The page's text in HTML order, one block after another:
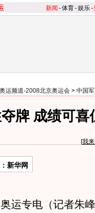
新闻 -体育-娱乐-
奥运频道-2008北京奥运会 > 中国
牌 成绩可喜
[我
新华网
运专电（记者朱